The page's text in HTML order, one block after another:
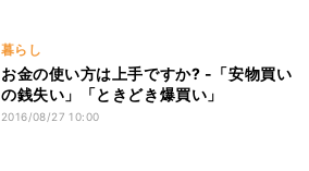
暮らし
お金の使い方は上手ですか? -「安物買い
の銭失い」「ときどき爆買い」
2016/08/27 10:00